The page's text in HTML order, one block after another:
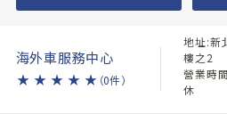
海外車服務中心
★ ★ ★ ★ ★ （0件）
地址:新
樓之2
營業時
休